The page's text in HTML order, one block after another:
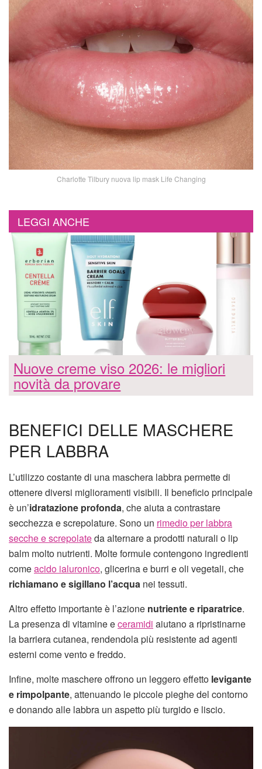
Charlotte Tilbury nuova lip mask Life Changing
LEGGI ANCHE
Nuove creme viso 2026: le migliori
novità da provare
BENEFICI DELLE MASCHERE
PER LABBRA
L’utilizzo costante di una maschera labbra permette di
ottenere diversi miglioramenti visibili. Il beneficio principale
è un’idratazione profonda, che aiuta a contrastare
secchezza e screpolature. Sono un rimedio per labbra
secche e screpolateda alternare a prodotti naturali o lip
balm molto nutrienti. Molte formule contengono ingredienti
comeacido ialuronico, glicerina e burri e oli vegetali, che
richiamano e sigillano l’acqua nei tessuti.
Altro effetto importante è l’azione nutriente e riparatrice.
La presenza di vitamine eceramidi aiutano a ripristinarne
la barriera cutanea, rendendola più resistente ad agenti
esterni come vento e freddo.
Infine, molte maschere offrono un leggero effetto levigante
e rimpolpante, attenuando le piccole pieghe del contorno
e donando alle labbra un aspetto più turgido e liscio.